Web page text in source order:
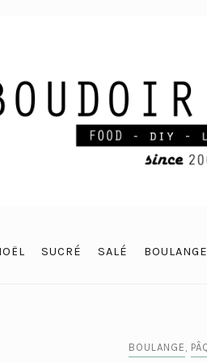
SUCRÉ SALÉ BOULANGE
BOULANGE